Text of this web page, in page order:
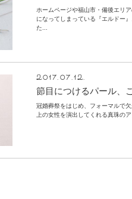
ホームページや福山市・備後エリ
になってしまっている『エルドー
た...
2017.07.12.
節目につけるパール、
冠婚葬祭をはじめ、フォーマルで
上の女性を演出してくれる真珠の